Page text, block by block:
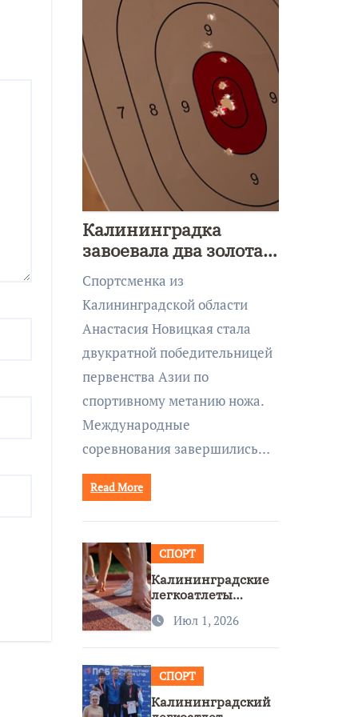
Калининградка
завоевала два золота
первенства Азии по
метанию ножа
Спортсменка из
Калининградской области
Анастасия Новицкая стала
двукратной победительницей
первенства Азии по
спортивному метанию ножа.
Международные
соревнования завершились…
Read More
СПОРТ
Калининградские
легкоатлеты
бронзы на
Июл 1, 2026
СПОРТ
Калининградский